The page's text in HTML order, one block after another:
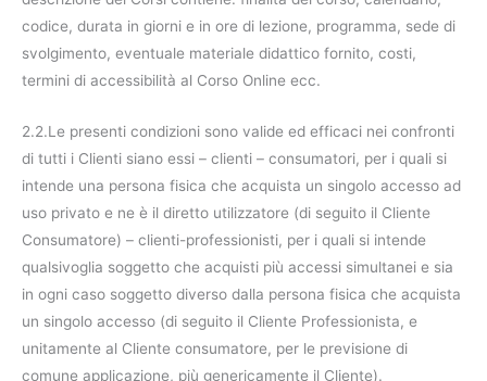
codice, durata in giorni e in ore di lezione, programma, sede di
svolgimento, eventuale materiale didattico fornito, costi,
termini di accessibilità al Corso Online ecc.
2.2.Le presenti condizioni sono valide ed efficaci nei confronti
di tutti i Clienti siano essi – clienti – consumatori, per i quali si
intende una persona fisica che acquista un singolo accesso ad
uso privato e ne è il diretto utilizzatore (di seguito il Cliente
Consumatore) – clienti-professionisti, per i quali si intende
qualsivoglia soggetto che acquisti più accessi simultanei e sia
in ogni caso soggetto diverso dalla persona fisica che acquista
un singolo accesso (di seguito il Cliente Professionista, e
unitamente al Cliente consumatore, per le previsione di
comune applicazione, più genericamente il Cliente).